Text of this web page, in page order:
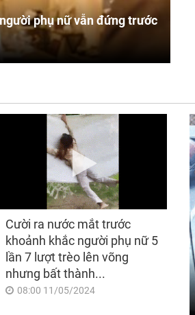
phụ nữ vẫn đứng trước
Cười ra nước mắt trước
khoảnh khắc người phụ nữ 5
lần 7 lượt trèo lên võng
nhưng bất thành...
08:00 11/05/2024